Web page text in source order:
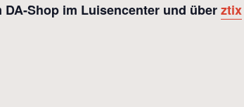
Shop im Luisencenter und überztix